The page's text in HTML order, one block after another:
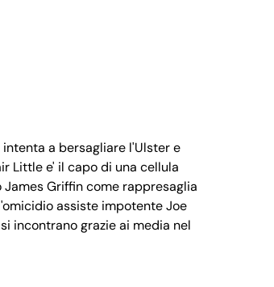
intenta a bersagliare l'Ulster e
Little e' il capo di una cellula
Griffin come rappresaglia
assiste impotente Joe
incontrano grazie ai media nel